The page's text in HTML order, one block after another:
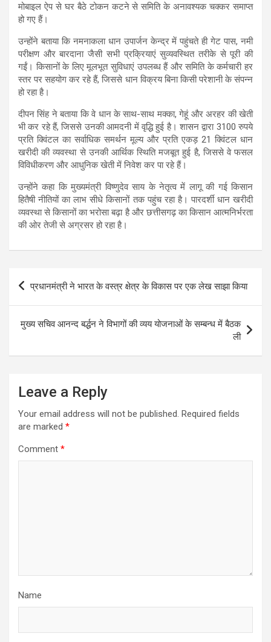
मोबाइल ऐप से घर बैठे टोकन कटने से समिति के अनावश्यक चक्कर समाप्त
हो गए हैं।
उन्होंने बताया कि नमनाकला धान उपार्जन केन्द्र में पहुंचते ही गेट पास, नमी
परीक्षण और बारदाना जैसी सभी प्रक्रियाएं सुव्यवस्थित तरीके से पूरी की
गईं। किसानों के लिए मूलभूत सुविधाएं उपलब्ध हैं और समिति के कर्मचारी हर
स्तर पर सहयोग कर रहे हैं, जिससे धान विक्रय बिना किसी परेशानी के संपन्न
हो रहा है।
दीपन सिंह ने बताया कि वे धान के साथ-साथ मक्का, गेहूं और अरहर की खेती
भी कर रहे हैं, जिससे उनकी आमदनी में वृद्धि हुई है। शासन द्वारा 3100 रुपये
प्रति क्विंटल का सर्वाधिक समर्थन मूल्य और प्रति एकड़ 21 क्विंटल धान
खरीदी की व्यवस्था से उनकी आर्थिक स्थिति मजबूत हुई है, जिससे वे फसल
विविधीकरण और आधुनिक खेती में निवेश कर पा रहे हैं।
उन्होंने कहा कि मुख्यमंत्री विष्णुदेव साय के नेतृत्व में लागू की गई किसान
हितैषी नीतियों का लाभ सीधे किसानों तक पहुंच रहा है। पारदर्शी धान खरीदी
व्यवस्था से किसानों का भरोसा बढ़ा है और छत्तीसगढ़ का किसान आत्मनिर्भरता
की ओर तेजी से अग्रसर हो रहा है।
Post
navigation
प्रधानमंत्री ने भारत के वस्त्र क्षेत्र के विकास पर एक लेख साझा किया
मुख्य सचिव आनन्द बर्द्धन ने विभागों की व्यय योजनाओं के सम्बन्ध में बैठक
ली
Leave a Reply
Your email address will not be published. Required fields
are marked *
Comment *
Name